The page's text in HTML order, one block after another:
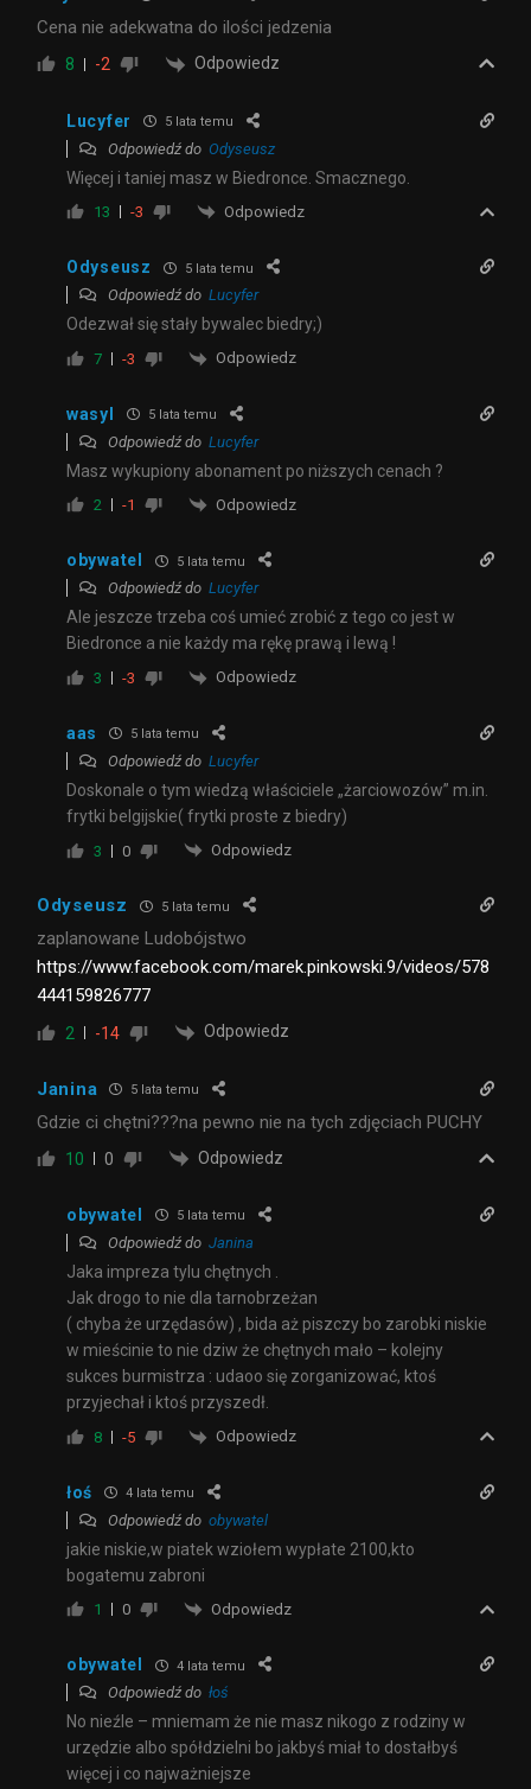
Cena nie adekwatna do ilości jedzenia
8 -2 Odpowiedz
Lucyfer 5 lata temu
Odpowiedź do Odyseusz
Więcej i taniej masz w Biedronce. Smacznego.
13 -3 Odpowiedz
Odyseusz 5 lata temu
Odpowiedź do Lucyfer
Odezwał się stały bywalec biedry;)
7 -3 Odpowiedz
wasyl 5 lata temu
Odpowiedź do Lucyfer
Masz wykupiony abonament po niższych cenach ?
2 -1 Odpowiedz
obywatel 5 lata temu
Odpowiedź do Lucyfer
Ale jeszcze trzeba coś umieć zrobić z tego co jest w
Biedronce a nie każdy ma rękę prawą i lewą !
3 -3 Odpowiedz
aas 5 lata temu
Odpowiedź do Lucyfer
Doskonale o tym wiedzą właściciele „żarciowozów” m.in.
frytki belgijskie( frytki proste z biedry)
3 0 Odpowiedz
Odyseusz 5 lata temu
zaplanowane Ludobójstwo
https://www.facebook.com/marek.pinkowski.9/videos/578
444159826777
2 -14 Odpowiedz
Janina 5 lata temu
Gdzie ci chętni???na pewno nie na tych zdjęciach PUCHY
10 0 Odpowiedz
obywatel 5 lata temu
Odpowiedź do Janina
Jaka impreza tylu chętnych .
Jak drogo to nie dla tarnobrzeżan
( chyba że urzędasów) , bida aż piszczy bo zarobki niskie
w mieścinie to nie dziw że chętnych mało – kolejny
sukces burmistrza : udaoo się zorganizować, ktoś
przyjechał i ktoś przyszedł.
8 -5 Odpowiedz
łoś 4 lata temu
Odpowiedź do obywatel
jakie niskie,w piatek wziołem wypłate 2100,kto
bogatemu zabroni
1 0 Odpowiedz
obywatel 4 lata temu
Odpowiedź do łoś
No nieźle – mniemam że nie masz nikogo z rodziny w
urzędzie albo spółdzielni bo jakbyś miał to dostałbyś
więcej i co najważniejsze